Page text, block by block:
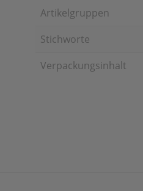
Artikelgruppen
Stichworte
Verpackungsinhalt